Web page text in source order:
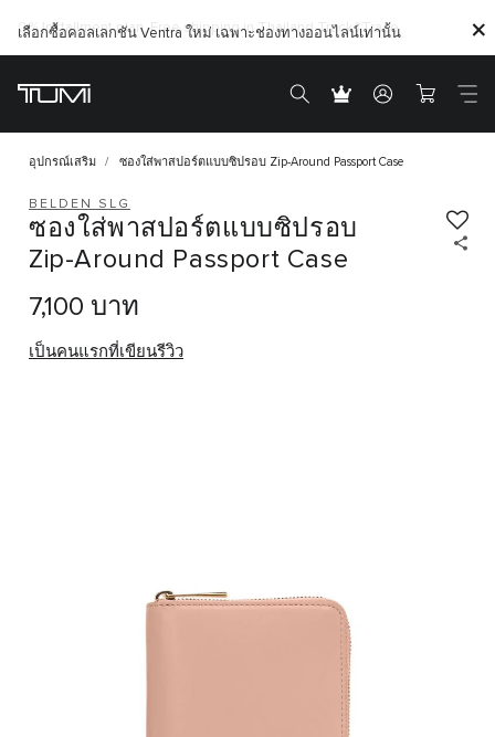
เลือกซื้อคอลเลกชัน Ventra ใหม่ เฉพาะช่องทางออนไลน์เท่านั้น
อุปกรณ์เสริม ซองใส่พาสปอร์ตแบบซิปรอบ Zip-Around Passport Case
BELDEN SLG
ซองใส่พาสปอร์ตแบบซิปรอบ
Zip-Around Passport Case
7,100 บาท
เป็นคนแรกที่เขียนรีวิว